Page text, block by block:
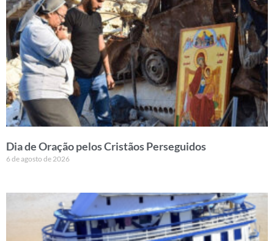
Dia de Oração pelos Cristãos Perseguidos
6 de agosto de 2026